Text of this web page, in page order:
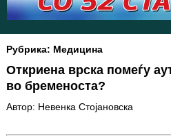
Рубрика: Медицина
Откриена врска помеѓу
во бременоста?
Автор: Невенка Стојановска